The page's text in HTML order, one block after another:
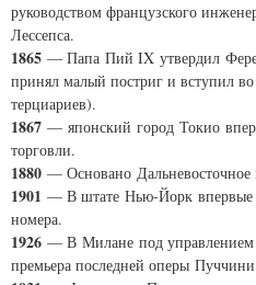
руководством французского
Лессепса.
1865 — Папа Пий IX утвердил
принял малый постриг и вступил
терциариев).
1867 — японский город Токио
торговли.
1880 — Основано Дальневосточное
1901 — В штате Нью-Йорк впервые
номера.
1926 — В Милане под
премьера последней оперы